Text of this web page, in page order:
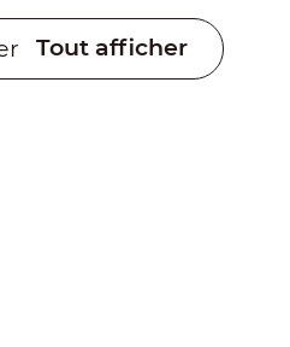
Tout afficher